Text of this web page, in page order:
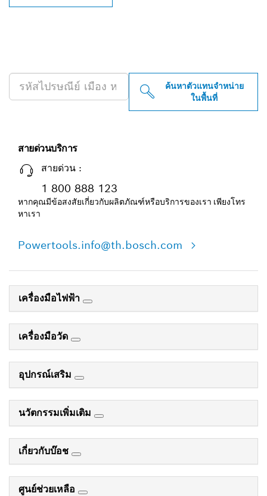
ค้นหาตัวแทนจำหน่าย
ในพื้นที่
สายด่วนบริการ
สายด่วน :
1 800 888 123
หากคุณมีข้อสงสัยเกี่ยวกับผลิตภัณฑ์หรือบริการของเรา เพียงโทร
หาเรา
Powertools.info@th.bosch.com
เครื่องมือไฟฟ้า
เครื่องมือวัด
อุปกรณ์เสริม
นวัตกรรมเพิ่มเติม
เกี่ยวกับบ๊อช
ศูนย์ช่วยเหลือ